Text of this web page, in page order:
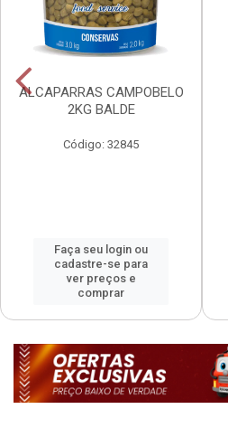
ALCAPARRAS CAMPOBELO
2KG BALDE
Código: 32845
Faça seu login ou
cadastre-se para
ver preços e
comprar